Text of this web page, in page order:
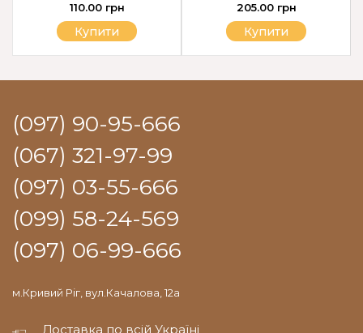
205.00 грн
Купити
110.00 грн
Купити
(097) 90-95-666
(067) 321-97-99
(097) 03-55-666
(099) 58-24-569
(097) 06-99-666
м.Кривий Ріг, вул.Качалова, 12а
Доставка по всій Україні